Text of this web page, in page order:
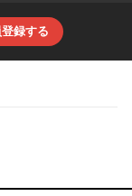
録する